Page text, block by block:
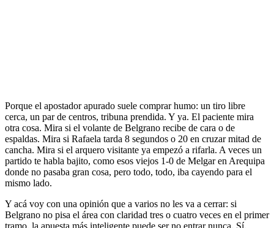
Porque el apostador apurado suele comprar humo: un tiro libre
cerca, un par de centros, tribuna prendida. Y ya. El paciente mira
otra cosa. Mira si el volante de Belgrano recibe de cara o de
espaldas. Mira si Rafaela tarda 8 segundos o 20 en cruzar mitad de
cancha. Mira si el arquero visitante ya empezó a rifarla. A veces un
partido te habla bajito, como esos viejos 1-0 de Melgar en Arequipa
donde no pasaba gran cosa, pero todo, todo, iba cayendo para el
mismo lado.
Y acá voy con una opinión que a varios no les va a cerrar: si
Belgrano no pisa el área con claridad tres o cuatro veces en el primer